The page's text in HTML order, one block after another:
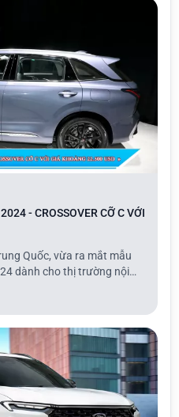
- CROSSOVER CỠ C VỚI
Quốc, vừa ra mắt mẫu
dành cho thị trường nội
từ phiên bản chạy xăng
kết hợp môtơ điện, pin 18,4
vi ho